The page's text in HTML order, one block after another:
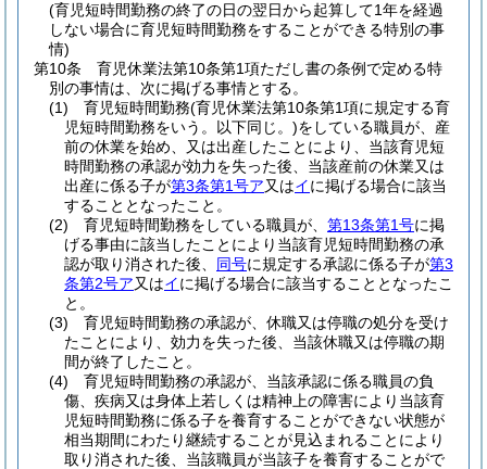
(育児短時間勤務の終了の日の翌日から起算して1年を経過
しない場合に育児短時間勤務をすることができる特別の事
情)
第10条
育児休業法第10条第1項ただし書の条例で定める特
別の事情は、次に掲げる事情とする。
(1)
育児短時間勤務(育児休業法第10条第1項に規定する育
児短時間勤務をいう。以下同じ。)をしている職員が、産
前の休業を始め、又は出産したことにより、当該育児短
時間勤務の承認が効力を失った後、当該産前の休業又は
出産に係る子が第3条第1号ア又はイに掲げる場合に該当
することとなったこと。
(2)
育児短時間勤務をしている職員が、 第13条第1号に掲
げる事由に該当したことにより当該育児短時間勤務の承
認が取り消された後、 同号に規定する承認に係る子が第3
条第2号ア又はイに掲げる場合に該当することとなったこ
と。
(3)
育児短時間勤務の承認が、休職又は停職の処分を受け
たことにより、効力を失った後、当該休職又は停職の期
間が終了したこと。
(4)
育児短時間勤務の承認が、当該承認に係る職員の負
傷、疾病又は身体上若しくは精神上の障害により当該育
児短時間勤務に係る子を養育することができない状態が
相当期間にわたり継続することが見込まれることにより
取り消された後、当該職員が当該子を養育することがで